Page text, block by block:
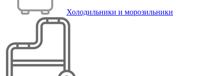
Холодильники и морозильники